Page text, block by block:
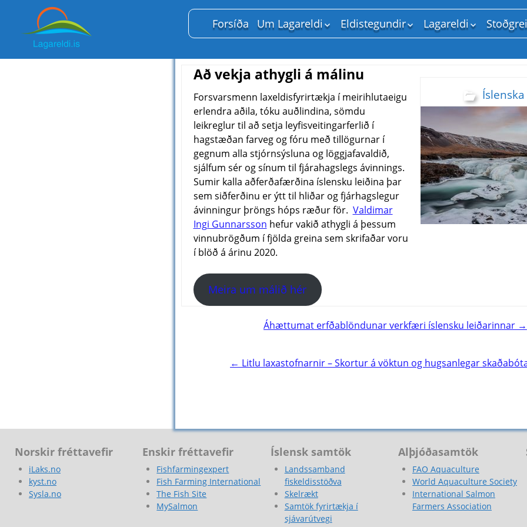
Forsíða
Um Lagareldi
Ritstjórinn
Eldistegundir
Bleikja
Regnbogasilungur
Þorskur
Kræklingur
Senegal flúra
Þörungar
Aðrar tegundir
Lagareldi
Sjóeldi
Vatnsfræði
Heilbrigðismál
Fóðurfræði
Umhverfismál
Gæði, vinnsla og
Samtök
Fóður
Að vekja athygli á málinu
Forsvarsmenn laxeldisfyrirtækja í meirihlutaeigu
erlendra aðila, tóku auðlindina, sömdu
leikreglur til að setja leyfisveitingarferlið í
hagstæðan farveg og fóru með tillögurnar í
gegnum alla stjórnsýsluna og löggjafavaldið,
sjálfum sér og sínum til fjárahagslegs ávinnings.
Sumir kalla aðferðafærðina íslensku leiðina þar
sem siðferðinu er ýtt til hliðar og fjárhagslegur
ávinningur þröngs hóps ræður för. Valdimar
Ingi Gunnarsson hefur vakið athygli á þessum
vinnubrögðum í fjölda greina sem skrifaðar voru
í blöð á árinu 2020.
Meira um málið hér
Áhættumat erfðablöndunar verkfæri íslensku leiðarinnar →
← Litlu laxastofnarnir – Skortur á vöktun og hugsanlegar
Norskir fréttavefir
iLaks.no
kyst.no
Sysla.no
Enskir fréttavefir
Fishfarmingexpert
Fish Farming International
The Fish Site
MySalmon
Íslensk samtök
Landssamband
fiskeldisstöðva
Skelrækt
Samtök fyrirtækja í
sjávarútvegi
Alþjóðasamtök
FAO Aquaculture
World Aquaculture Society
International Salmon
Farmers Association